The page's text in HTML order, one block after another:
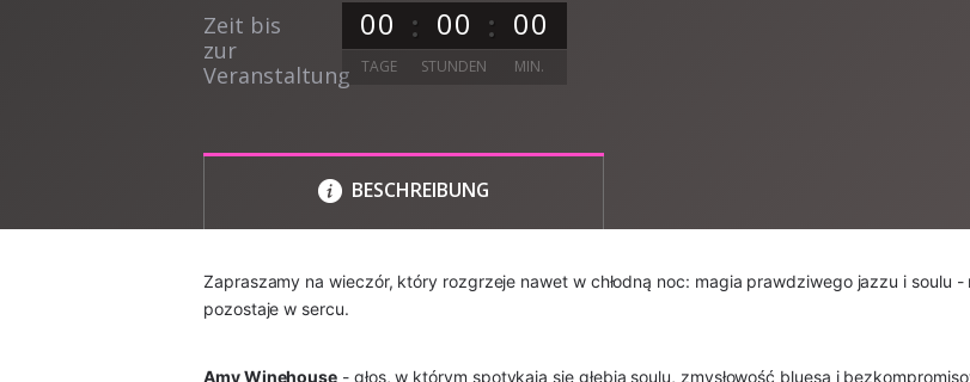
Zeit bis
zur
Veranstaltung
00 00 00
TAGE STUNDEN MIN.
BESCHREIBUNG
Zapraszamy na wieczór, który rozgrzeje nawet w chłodną noc: magia prawdziwego jazzu i soulu
pozostaje w sercu.
Amy Winehouse - głos, w którym spotykają się głębia soulu, zmysłowość bluesa i